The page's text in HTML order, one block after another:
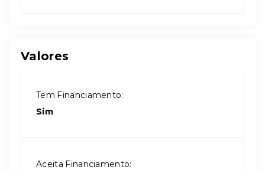
Valores
Tem Financiamento:
Sim
Aceita Financiamento: